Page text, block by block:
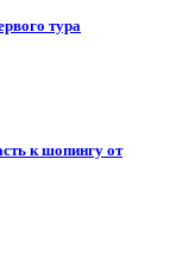
тура
к шопингу от